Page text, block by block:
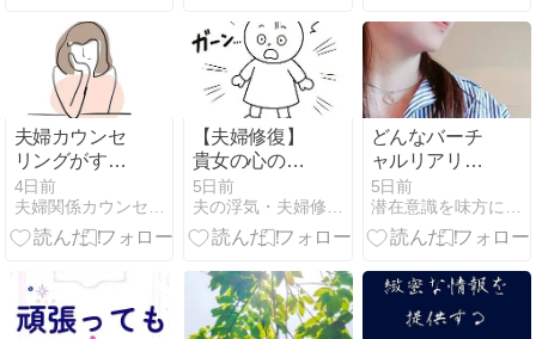
ングは必要？
夫婦カウンセ
リングがすぐ
に向かないケ
ースとは？―
個別相談から
よい場合―
4日前
【夫婦修復】
貴女の心の
声、夫からは
透けて見えて
いる件
5日前
どんなバーチ
ャルリアリテ
ィゲームを観
てる？
5日前